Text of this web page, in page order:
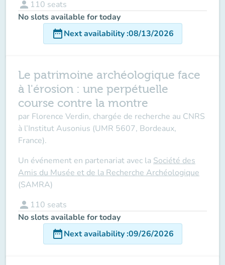
person 110 seats
No slots available for today
date_rangeNext availability:08/13/2026
Le patrimoine archéologique face
à l'érosion : une perpétuelle
course contre la montre
par Florence Verdin, chargée de recherche au CNRS
à l’Institut Ausonius (UMR 5607, Bordeaux,
France).
Un événement en partenariat avec la Société des
Amis du Musée et de la Recherche Archéologique
(SAMRA)
person 110 seats
No slots available for today
date_rangeNext availability:09/26/2026